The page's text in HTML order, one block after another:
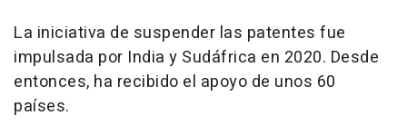
La iniciativa de suspender las patentes fue
impulsada por India y Sudáfrica en 2020. Desde
entonces, ha recibido el apoyo de unos 60
países.